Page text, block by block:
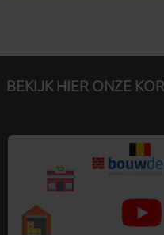
BEKIJK HIER ONZE